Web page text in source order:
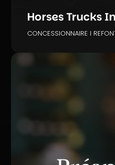
Horses Trucks
CONCESSIONNAIRE I